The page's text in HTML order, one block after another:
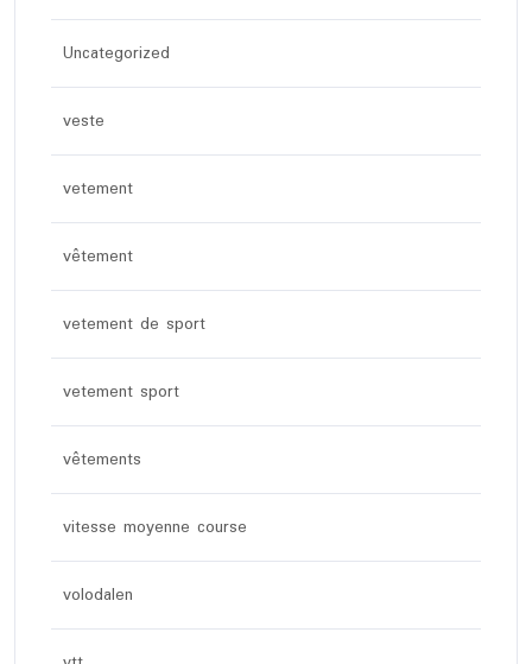
Uncategorized
veste
vetement
vêtement
vetement de sport
vetement sport
vêtements
vitesse moyenne course
volodalen